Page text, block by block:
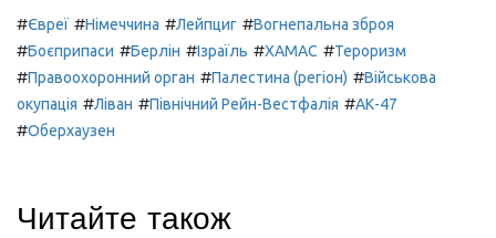
#Євреї #Німеччина #Лейпциг #Вогнепальна зброя
#Боєприпаси #Берлін #Ізраїль #ХАМАС #Тероризм
#Правоохоронний орган #Палестина (регіон) #Військова
окупація #Ліван #Північний Рейн-Вестфалія #АК-47
#Оберхаузен
Читайте також